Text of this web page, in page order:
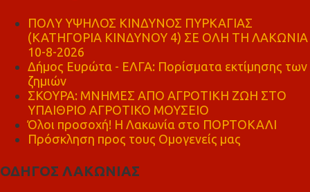
ΠΟΛΥ ΥΨΗΛΟΣ ΚΙΝΔΥΝΟΣ ΠΥΡΚΑΓΙΑΣ
(ΚΑΤΗΓΟΡΙΑ ΚΙΝΔΥΝΟΥ 4) ΣΕ ΟΛΗ ΤΗ ΛΑΚΩΝΙΑ
10-8-2026
Δήμος Ευρώτα - ΕΛΓΑ: Πορίσματα εκτίμησης των
ζημιών
ΣΚΟΥΡΑ: ΜΝΗΜΕΣ ΑΠΟ ΑΓΡΟΤΙΚΗ ΖΩΗ ΣΤΟ
ΥΠΑΙΘΡΙΟ ΑΓΡΟΤΙΚΟ ΜΟΥΣΕΙΟ
Όλοι προσοχή! Η Λακωνία στο ΠΟΡΤΟΚΑΛΙ
Πρόσκληση προς τους Ομογενείς μας
ΟΔΗΓΟΣ ΛΑΚΩΝΙΑΣ